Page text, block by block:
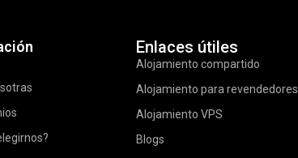
Enlaces útiles
Alojamiento compartido
Alojamiento para revendedores
Alojamiento VPS
Blogs